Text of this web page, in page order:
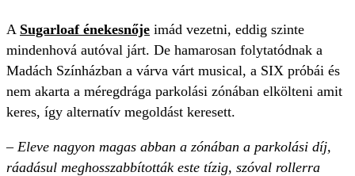
A Sugarloaf énekesnője imád vezetni, eddig szinte
mindenhová autóval járt. De hamarosan folytatódnak a
Madách Színházban a várva várt musical, a SIX próbái és
nem akarta a méregdrága parkolási zónában elkölteni amit
keres, így alternatív megoldást keresett.
– Eleve nagyon magas abban a zónában a parkolási díj,
ráadásul meghosszabbították este tízig, szóval rollerra